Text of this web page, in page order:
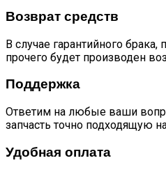
Возврат средств
В случае гарантийного
прочего будет производен
Поддержка
Ответим на любые ваши
запчасть точно подходящую
Удобная оплата